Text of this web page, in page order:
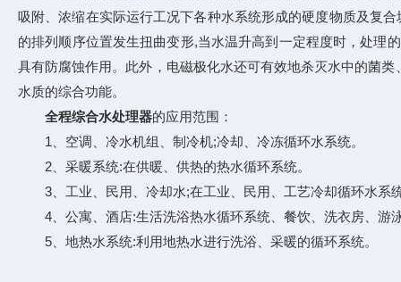
吸附、浓缩在实际运行工况下各种水系统形成的硬度物质及复
的排列顺序位置发生扭曲变形,当水温升高到一定程度时，处理
具有防腐蚀作用。此外，电磁极化水还可有效地杀灭水中的菌
水质的综合功能。
全程综合水处理器的应用范围：
1、空调、冷水机组、制冷机;冷却、冷冻循环水系统。
2、采暖系统:在供暖、供热的热水循环系统。
3、工业、民用、冷却水;在工业、民用、工艺冷却循环水系
4、公寓、酒店:生活洗浴热水循环系统、餐饮、洗衣房、游
5、地热水系统:利用地热水进行洗浴、采暖的循环系统。